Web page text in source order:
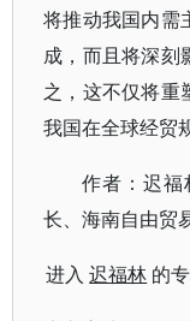
将推动我国内需
成，而且将深刻
之，这不仅将重
我国在全球经贸
作者：迟福
长、海南自由贸
进入迟福林 的